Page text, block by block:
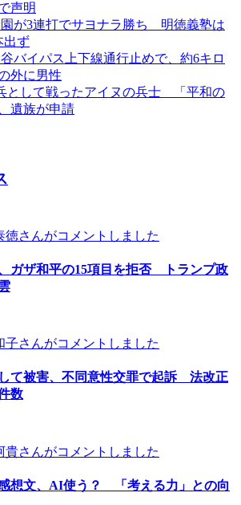
声明
園が3連打でサヨナラ勝ち 明徳義塾は
出ず
バイパス上下線通行止めで、約6キロ
外に男性
として戦ったアイヌの兵士 「平和の
遺族が申請
徳さんがコメントしました
ガザ和平の15項目を拒否 トランプ政
子さんがコメントしました
して被害、不同意性交罪で起訴 法改正
数
貴さんがコメントしました
想文、AI使う？ 「考える力」との向